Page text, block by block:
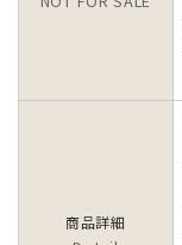
商品詳細